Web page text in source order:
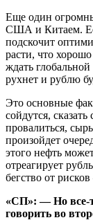
Еще один
США и Китаем.
подскочит
расти, что
ждать
рухнет и рублю
Это основные
сойдутся,
провалиться,
произойдет
этого нефть
отреагирует
бегство от
«СП»: — Но все-
говорить во